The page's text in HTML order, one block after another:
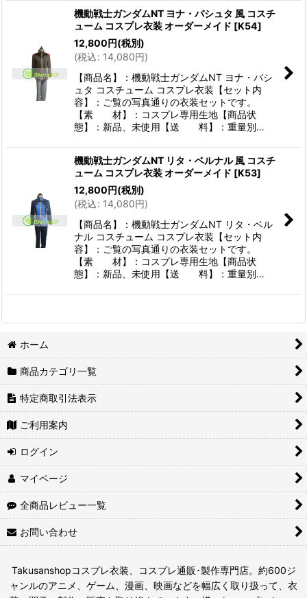
機動戦士ガンダムNT ヨナ・バシュタ 風 コスチ
ューム コスプレ衣装 オーダーメイド [K54]
12,800円(税別)
(税込: 14,080円)
【商品名】：機動戦士ガンダムNT ヨナ・バシ
ュタ コスチューム コスプレ衣装【セット内
容】：ご覧の写真通りの衣装セットです。
【素 材】：コスプレ専用生地【商品状
態】：新品、未使用【送 料】：重量別…
機動戦士ガンダムNT リタ・ベルナル 風 コスチ
ューム コスプレ衣装 オーダーメイド [K53]
12,800円(税別)
(税込: 14,080円)
【商品名】：機動戦士ガンダムNT リタ・ベル
ナル コスチューム コスプレ衣装【セット内
容】：ご覧の写真通りの衣装セットです。
【素 材】：コスプレ専用生地【商品状
態】：新品、未使用【送 料】：重量別…
ホーム
商品カテゴリ一覧
特定商取引法表示
ご利用案内
ログイン
マイページ
全商品レビュー一覧
お問い合わせ
Takusanshopコスプレ衣装、コスプレ通販･製作専門店。約600ジ
ャンルのアニメ、ゲーム、漫画、映画などを幅広く取り扱って、衣